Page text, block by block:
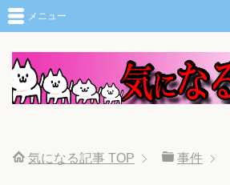
メニュー
気になる記事 TOP 事件